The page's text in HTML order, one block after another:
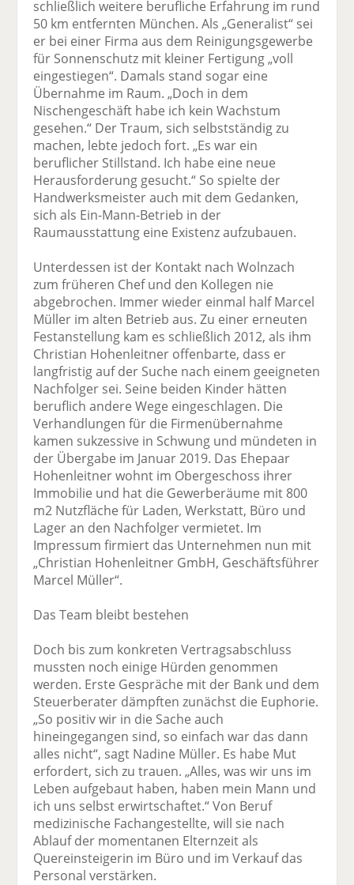
schließlich weitere berufliche Erfahrung im rund
50 km entfernten München. Als „Generalist“ sei
er bei einer Firma aus dem Reinigungsgewerbe
für Sonnenschutz mit kleiner Fertigung „voll
eingestiegen“. Damals stand sogar eine
Übernahme im Raum. „Doch in dem
Nischengeschäft habe ich kein Wachstum
gesehen.“ Der Traum, sich selbstständig zu
machen, lebte jedoch fort. „Es war ein
beruflicher Stillstand. Ich habe eine neue
Herausforderung gesucht.“ So spielte der
Handwerksmeister auch mit dem Gedanken,
sich als Ein-Mann-Betrieb in der
Raumausstattung eine Existenz aufzubauen.
Unterdessen ist der Kontakt nach Wolnzach
zum früheren Chef und den Kollegen nie
abgebrochen. Immer wieder einmal half Marcel
Müller im alten Betrieb aus. Zu einer erneuten
Festanstellung kam es schließlich 2012, als ihm
Christian Hohenleitner offenbarte, dass er
langfristig auf der Suche nach einem geeigneten
Nachfolger sei. Seine beiden Kinder hätten
beruflich andere Wege eingeschlagen. Die
Verhandlungen für die Firmenübernahme
kamen sukzessive in Schwung und mündeten in
der Übergabe im Januar 2019. Das Ehepaar
Hohenleitner wohnt im Obergeschoss ihrer
Immobilie und hat die Gewerberäume mit 800
m2 Nutzfläche für Laden, Werkstatt, Büro und
Lager an den Nachfolger vermietet. Im
Impressum firmiert das Unternehmen nun mit
„Christian Hohenleitner GmbH, Geschäftsführer
Marcel Müller“.
Das Team bleibt bestehen
Doch bis zum konkreten Vertragsabschluss
mussten noch einige Hürden genommen
werden. Erste Gespräche mit der Bank und dem
Steuerberater dämpften zunächst die Euphorie.
„So positiv wir in die Sache auch
hineingegangen sind, so einfach war das dann
alles nicht“, sagt Nadine Müller. Es habe Mut
erfordert, sich zu trauen. „Alles, was wir uns im
Leben aufgebaut haben, haben mein Mann und
ich uns selbst erwirtschaftet.“ Von Beruf
medizinische Fachangestellte, will sie nach
Ablauf der momentanen Elternzeit als
Quereinsteigerin im Büro und im Verkauf das
Personal verstärken.